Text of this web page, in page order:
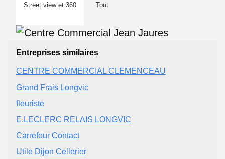
Street view et 360 Tout
Entreprises similaires
CENTRE COMMERCIAL CLEMENCEAU
Grand Frais Longvic
fleuriste
E.LECLERC RELAIS LONGVIC
Carrefour Contact
Utile Dijon Cellerier